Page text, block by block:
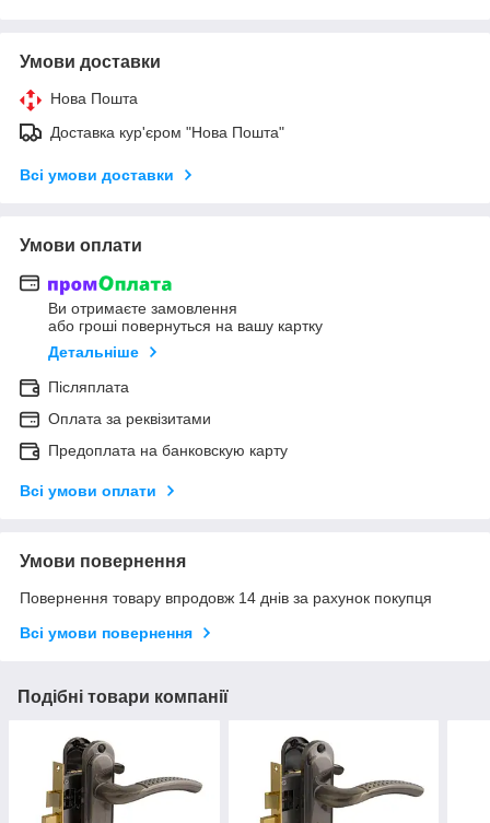
Умови доставки
Нова Пошта
Доставка кур'єром "Нова Пошта"
Всі умови доставки
Умови оплати
Ви отримаєте замовлення
або гроші повернуться на вашу картку
Детальніше
Післяплата
Оплата за реквізитами
Предоплата на банковскую карту
Всі умови оплати
Умови повернення
Повернення товару впродовж 14 днів за рахунок покупця
Всі умови повернення
Подібні товари компанії